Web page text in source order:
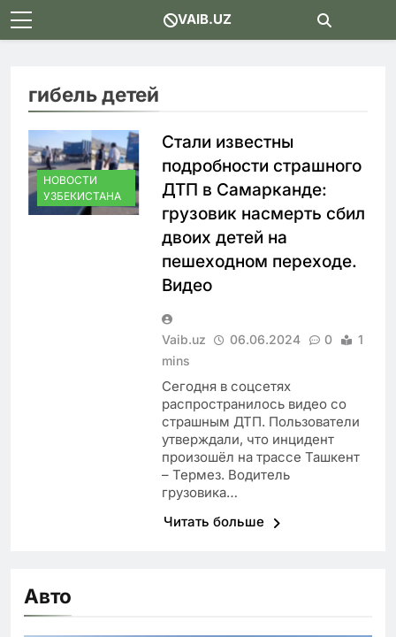
Skip
to
VAIB.UZ
гибель детей
НОВОСТИ
УЗБЕКИСТАНА
Стали известны
подробности страшного
ДТП в Самарканде:
грузовик насмерть сбил
двоих детей на
пешеходном переходе.
Видео
Vaib.uz 06.06.2024 0
1
mins
Сегодня в соцсетях
распространилось видео со
страшным ДТП. Пользователи
утверждали, что инцидент
произошёл на трассе Ташкент
– Термез. Водитель
грузовика…
Читать больше
Авто